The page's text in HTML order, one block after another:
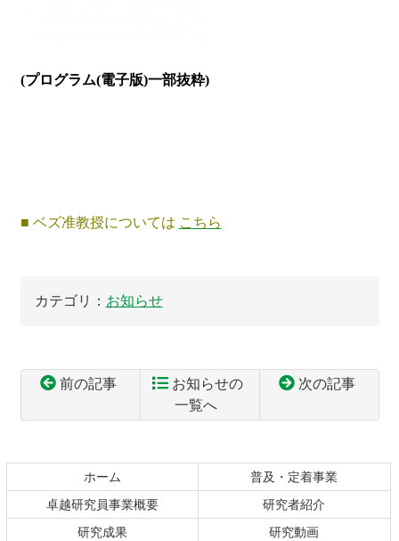
(プログラム(電子版)一部抜粋)
■ ベズ准教授については こちら
カテゴリ： お知らせ
前の記事
お知らせの
一覧へ
次の記事
ン
ツ
の
先
ホーム
普及・定着事業
卓越研究員事業概要
研究者紹介
研究成果
研究動画